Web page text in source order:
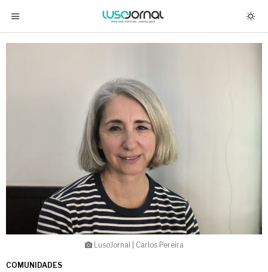
LusoJornal | Carlos Pereira
COMUNIDADES